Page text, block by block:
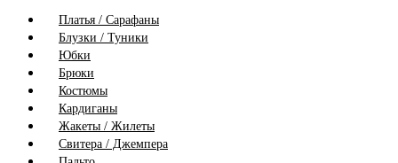
Платья / Сарафаны
Блузки / Туники
Юбки
Брюки
Костюмы
Кардиганы
Жакеты / Жилеты
Свитера / Джемпера